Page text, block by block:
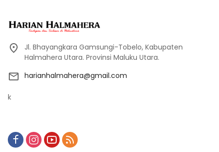
Jl. Bhayangkara Gamsungi-Tobelo, Kabupaten
Halmahera Utara. Provinsi Maluku Utara.
harianhalmahera@gmail.com
k